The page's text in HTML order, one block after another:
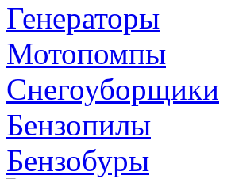
Генераторы
Мотопомпы
Снегоуборщики
Бензопилы
Бензобуры